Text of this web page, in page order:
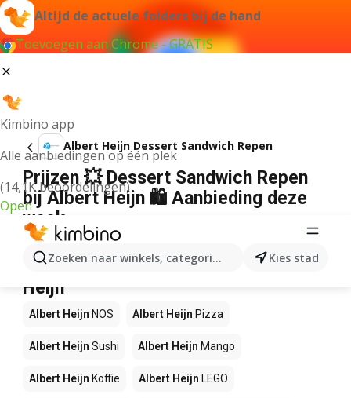
Altijd de actuele folders bij de hand
Toevoegen aan Chrome - GRATIS
Kimbino app
Alle aanbiedingen op één plek
(14,1K beoordelingen)
Open
Zoeken naar winkels, categorieën, producten...
Kies stad
Albert Heijn Dessert Sandwich Repen
Prijzen 💥 Dessert Sandwich Repen
bij Albert Heijn 🛍️ Aanbieding deze
week
Wij konden geen resultaten vinden voor die term.
Andere producten in winkels Albert
Heijn
Albert Heijn NOS Albert Heijn Pizza
Albert Heijn Sushi Albert Heijn Mango
Albert Heijn Koffie Albert Heijn LEGO